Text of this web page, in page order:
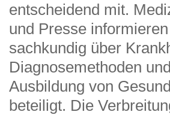
entscheidend mit.
und Presse
sachkundig über
Diagnosemethoden
Ausbildung von
beteiligt. Die